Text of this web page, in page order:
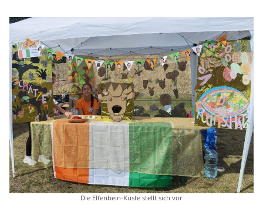
Die Elfenbein-Küste stellt sich vor